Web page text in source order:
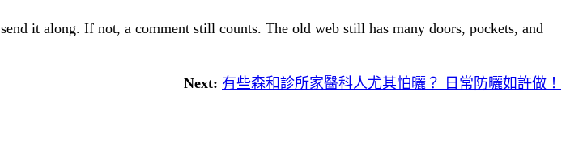
it along. If not, a comment still counts. The old web still has many doors, pockets, and
Next: 有些森和診所家醫科人尤其怕曬？ 日常防曬如許做！